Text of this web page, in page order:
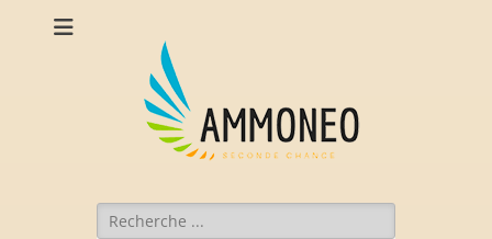
De nouvelles munitions (intellectuelles) pour comprendre
Rechercher :